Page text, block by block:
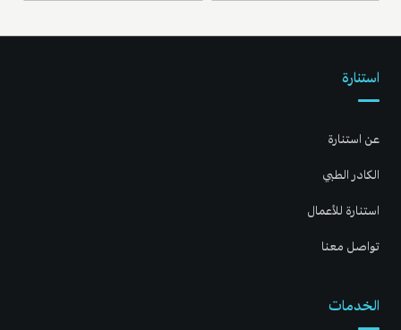
استنارة
عن استنارة
الكادر الطبي
استنارة للأعمال
تواصل معنا
الخدمات